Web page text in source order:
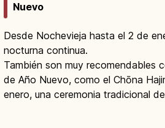
Nuevo
Desde Nochevieja hasta el 2 de
nocturna continua.
También son muy recomendables
de Año Nuevo, como el Chōna
enero, una ceremonia tradicional